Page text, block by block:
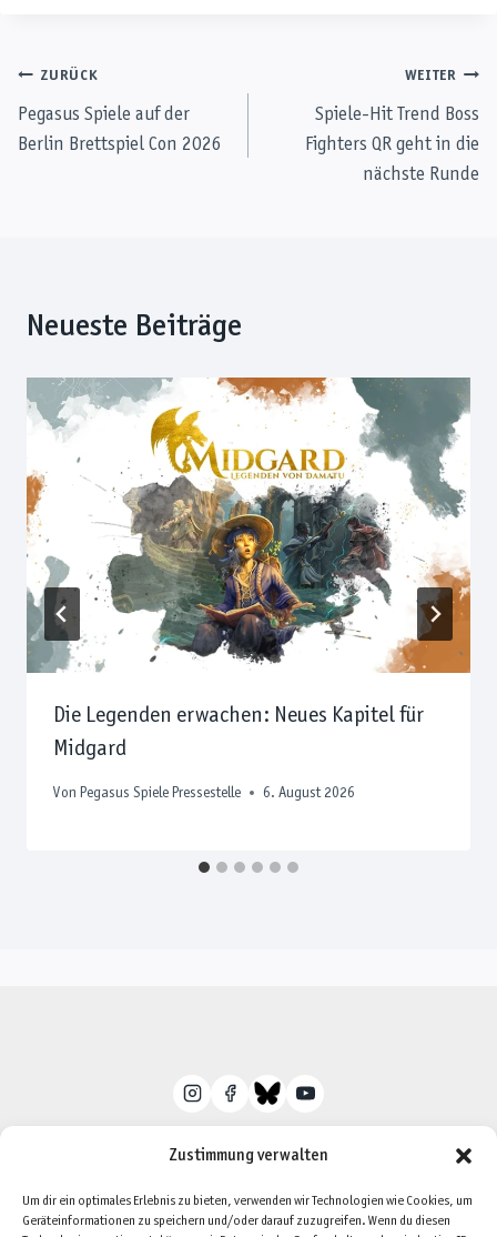
Zustimmung verwalten
Um dir ein optimales Erlebnis zu bieten, verwenden wir Technologien wie Cookies, um
Geräteinformationen zu speichern und/oder darauf zuzugreifen. Wenn du diesen
Beitragsnavigation
ZURÜCK
Pegasus Spiele auf der
Berlin Brettspiel Con 2026
WEITER
Spiele-Hit Trend Boss
Fighters QR geht in die
nächste Runde
Neueste Beiträge
Die Legenden erwachen: Neues Kapitel für
Midgard
Von Pegasus Spiele Pressestelle 6. August 2026
Datenschutzerklärung Impressum